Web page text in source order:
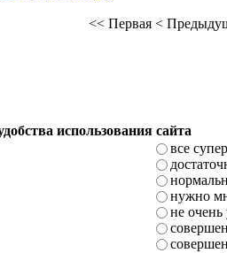
<< Первая <
использования сайта
все супер
нужно
не очень